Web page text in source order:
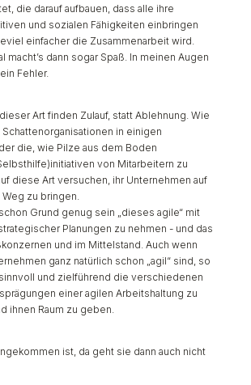
die darauf aufbauen, dass alle ihre
und sozialen Fähigkeiten einbringen
einfacher die Zusammenarbeit wird.
macht’s dann sogar Spaß. In meinen Augen
Fehler.
Art finden Zulauf, statt Ablehnung. Wie
in einigen
die, wie Pilze aus dem Boden
von Mitarbeitern zu
diese Art versuchen, ihr Unternehmen auf
zu bringen.
Grund genug sein „dieses agile“ mit
Planungen zu nehmen - und das
und im Mittelstand. Auch wenn
ganz natürlich schon „agil“ sind, so
und zielführend die verschiedenen
einer agilen Arbeitshaltung zu
ihnen Raum zu geben.
ist, da geht sie dann auch nicht